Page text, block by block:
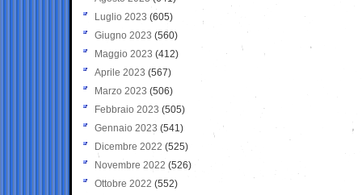
Luglio 2023 (605)
Giugno 2023 (560)
Maggio 2023 (412)
Aprile 2023 (567)
Marzo 2023 (506)
Febbraio 2023 (505)
Gennaio 2023 (541)
Dicembre 2022 (525)
Novembre 2022 (526)
Ottobre 2022 (552)